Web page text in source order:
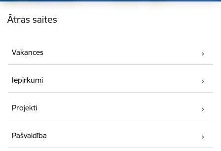
Kājene
Ātrās saites
Vakances
Iepirkumi
Projekti
Pašvaldība